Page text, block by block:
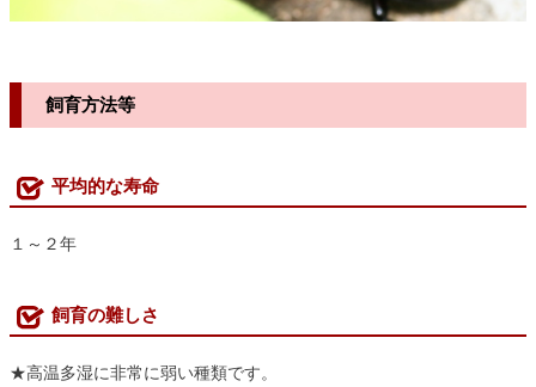
飼育方法等
平均的な寿命
１～２年
飼育の難しさ
★高温多湿に非常に弱い種類です。